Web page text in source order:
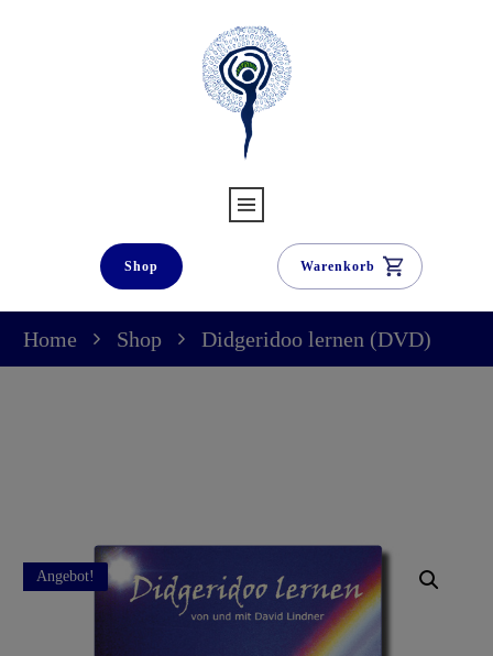
Shop Warenkorb
Home Shop Didgeridoo lernen (DVD)
Angebot!